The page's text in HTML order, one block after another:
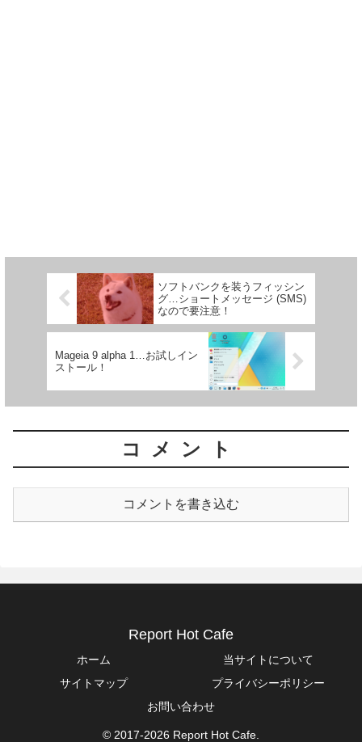
ソフトバンクを装うフィッシン
グ…ショートメッセージ (SMS)
なので要注意！
Mageia 9 alpha 1…お試しイン
ストール！
コメント
コメントを書き込む
Report Hot Cafe
ホーム
当サイトについて
サイトマップ
プライバシーポリシー
お問い合わせ
© 2017-2026 Report Hot Cafe.